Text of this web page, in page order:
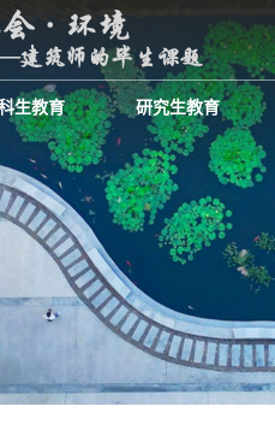
生教育 研究生教育